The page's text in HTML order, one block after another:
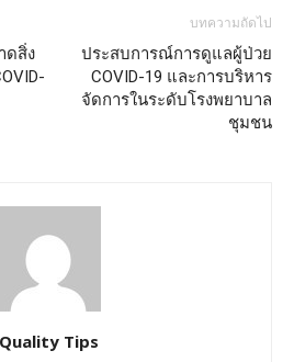
ดสิ่ง
บทความถัดไป
ประสบการณ์การดูแลผู้ป่วย
COVID-19 และการบริหาร
จัดการในระดับโรงพยาบาล
ชุมชน
Quality Tips